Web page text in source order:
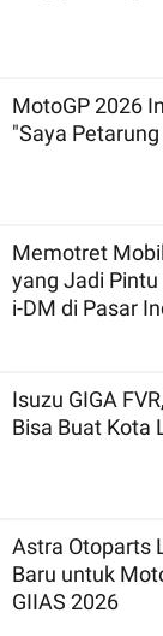
MotoGP 2026
"Saya
Memotret
yang Jadi
i-DM di Pasar
Isuzu GIGA
Bisa Buat Kota
Astra Otoparts
Baru untuk
GIIAS 2026